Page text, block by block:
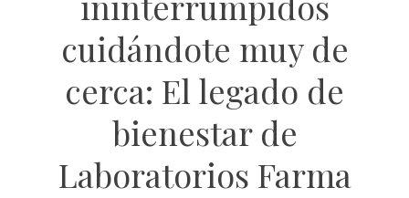
cuidándote muy de
cerca: El legado de
bienestar de
Laboratorios Farma